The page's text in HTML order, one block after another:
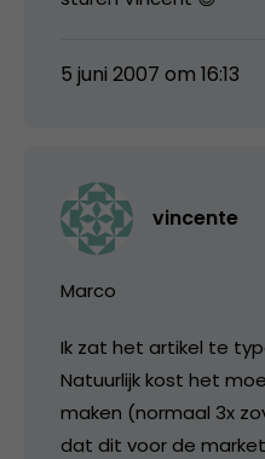
5 juni 2007 om 16:13
vincente
Marco
Ik zat het artikel te
Natuurlijk kost het
maken (normaal 3x
dat dit voor de